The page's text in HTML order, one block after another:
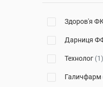
Здоров'я
Дарниця
Технолог (1)
Галичфарм